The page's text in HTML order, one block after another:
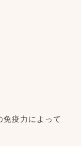
疫力によって